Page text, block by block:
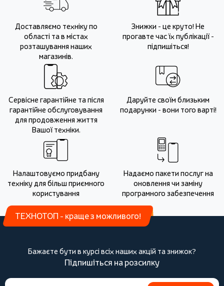
Доставляємо техніку по
області та в містах
розташування наших
магазинів.
Знижки - це круто! Не
прогавте час їх публікації -
підпишіться!
Сервісне гарантійне та після
гарантійне обслуговування
для продовження життя
Вашої техніки.
Даруйте своїм близьким
подарунки - вони того варті!
Налаштовуємо придбану
техніку для більш приємного
користування
Надаємо пакети послуг на
оновлення чи заміну
програмного забезпечення
ТЕХНОТОП - краще з можливого!
Бажаєте бути в курсі всіх наших акцій та знижок?
Підпишіться на розсилку